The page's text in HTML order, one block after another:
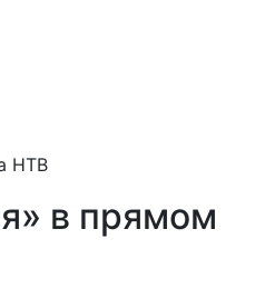
НТВ
в прямом